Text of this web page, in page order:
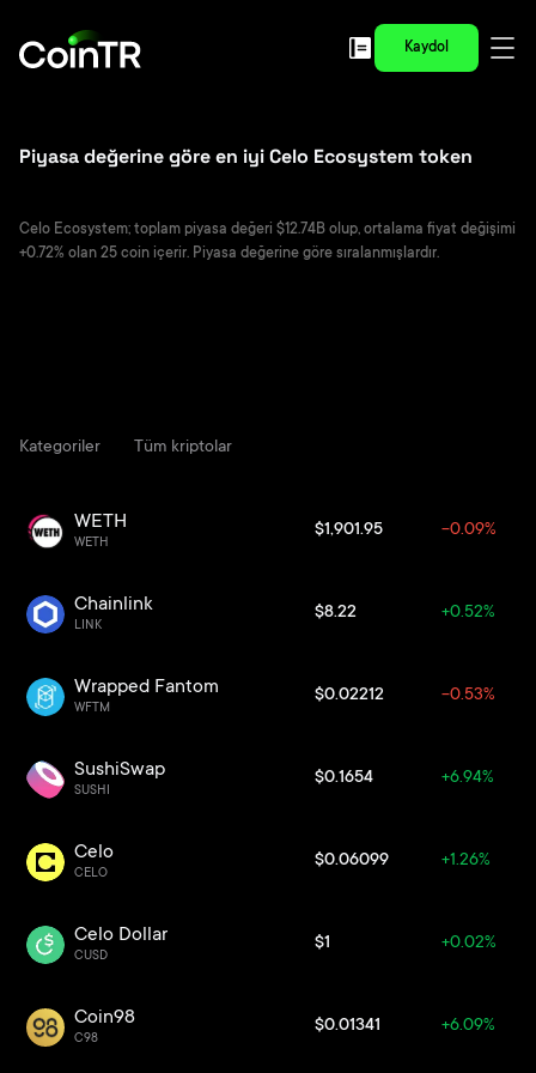
Kaydol
Piyasa değerine göre en iyi Celo Ecosystem token
Celo Ecosystem; toplam piyasa değeri $12.74B olup, ortalama fiyat değişimi
+0.72% olan 25 coin içerir. Piyasa değerine göre sıralanmışlardır.
Kategoriler Tüm kriptolar
WETH
WETH
$1,901.95 -0.09%
Chainlink
LINK
$8.22 +0.52%
Wrapped Fantom
WFTM
$0.02212 -0.53%
SushiSwap
SUSHI
$0.1654 +6.94%
Celo
CELO
$0.06099 +1.26%
Celo Dollar
CUSD
$1 +0.02%
Coin98
C98
$0.01341 +6.09%